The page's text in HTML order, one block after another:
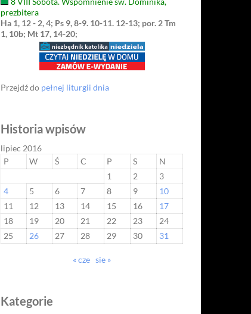
prezbitera
Ha 1, 12 - 2, 4; Ps 9, 8-9. 10-11. 12-13; por. 2 Tm
1, 10b; Mt 17, 14-20;
Przejdź do pełnej liturgii dnia
Historia wpisów
lipiec 2016
P
W Ś C P S
N
1
2
3
4
5 6 7 8 9
10
11
12 13 14 15 16
17
18
19 20 21 22 23
24
25
26 27 28 29 30 31
« cze sie »
Kategorie